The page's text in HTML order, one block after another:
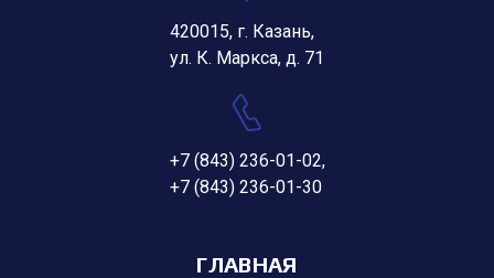
420015, г. Казань,
ул. К. Маркса, д. 71
+7 (843) 236-01-02,
+7 (843) 236-01-30
ГЛАВНАЯ